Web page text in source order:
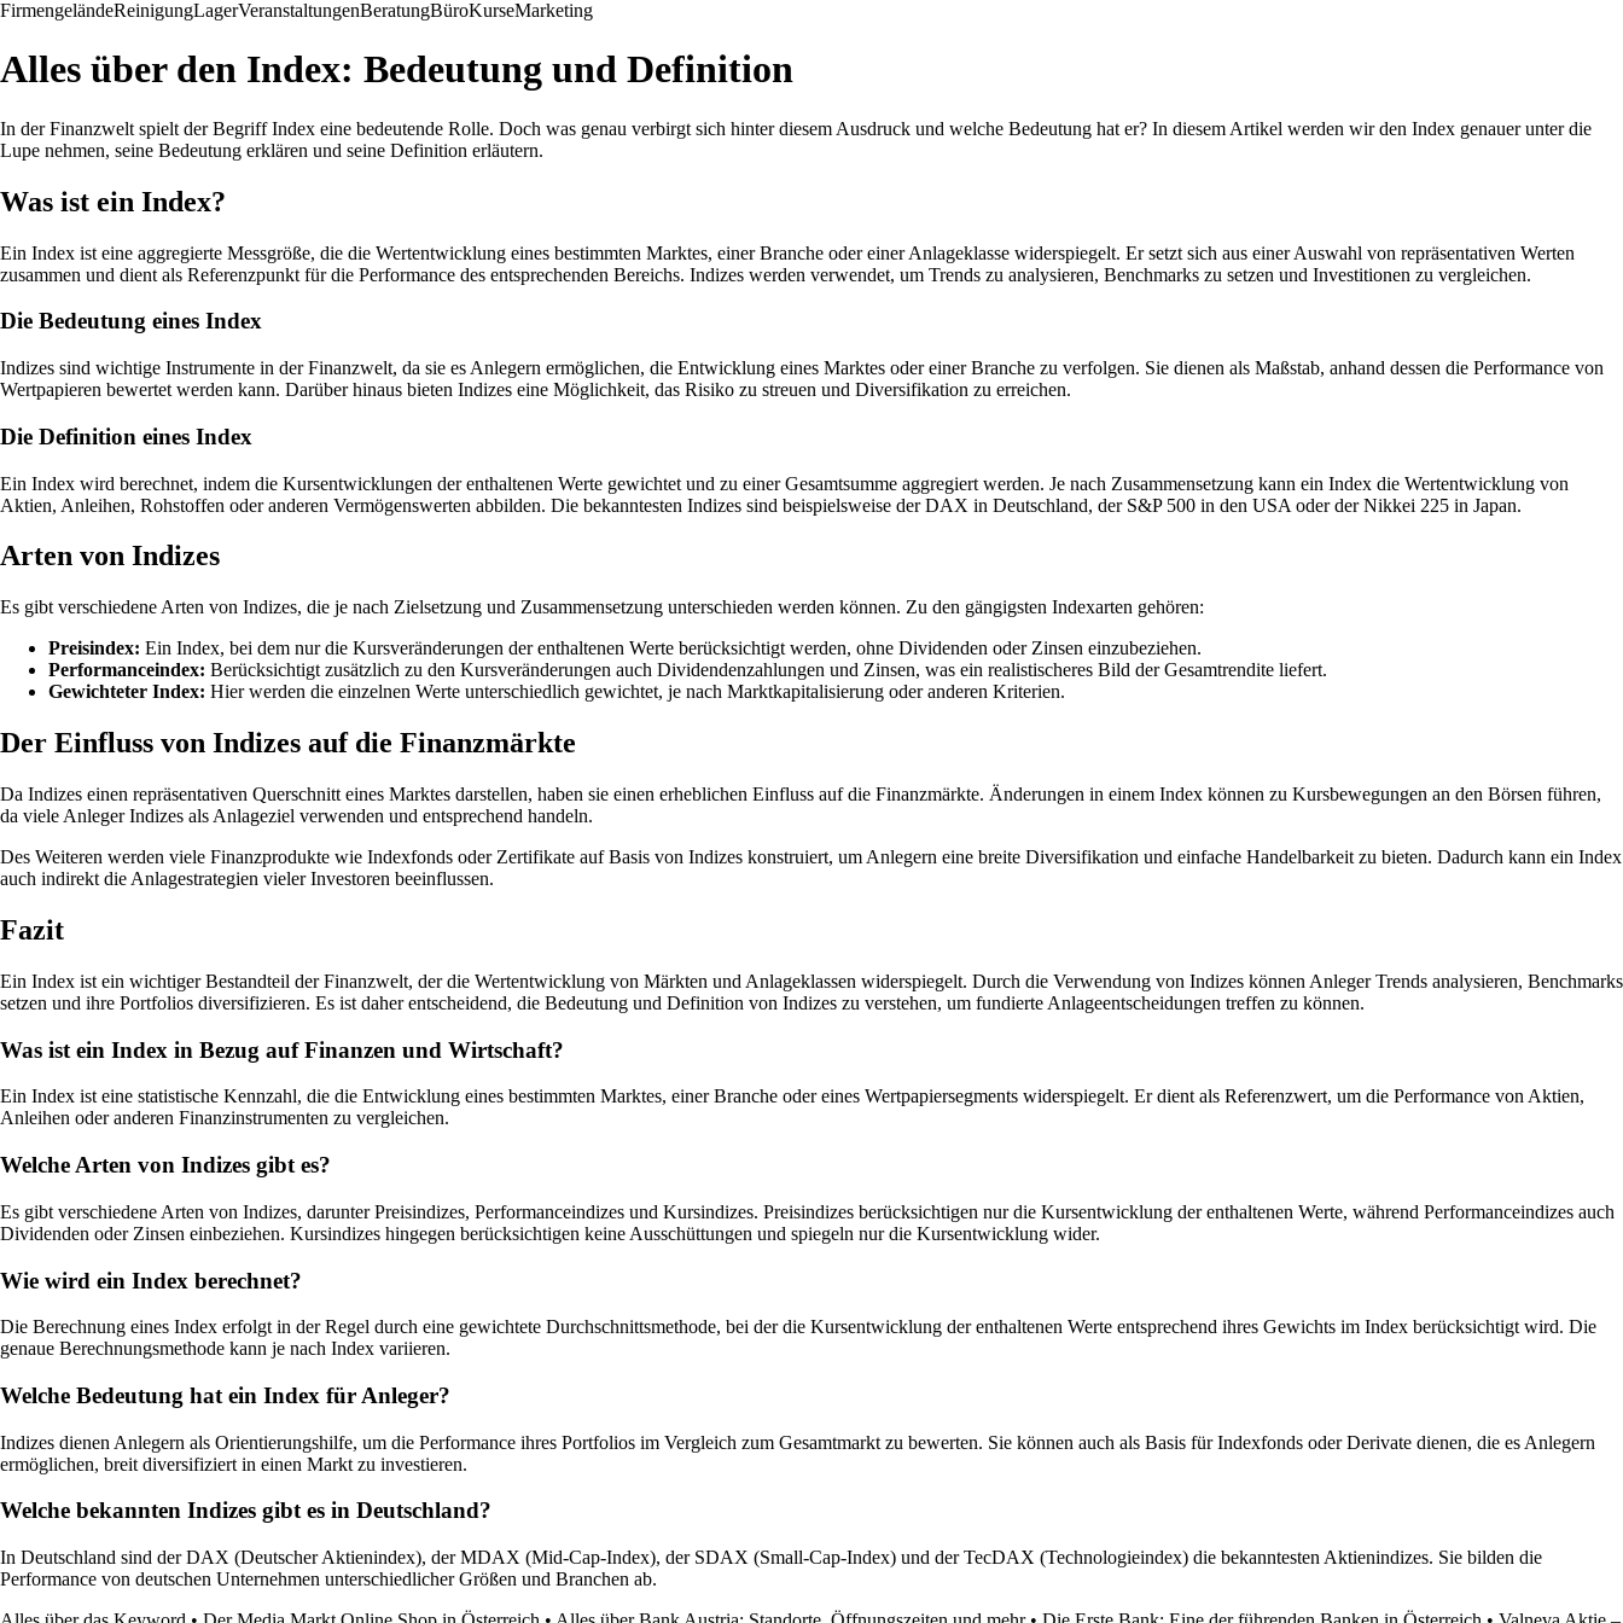
FirmengeländeReinigungLagerVeranstaltungenBeratungBüroKurseMarketing
Alles über den Index: Bedeutung und Definition
In der Finanzwelt spielt der Begriff Index eine bedeutende Rolle. Doch was genau verbirgt sich hinter diesem Ausdruck und welche Bedeutung hat er? In diesem Artikel werden wir den Index genauer unter die
Lupe nehmen, seine Bedeutung erklären und seine Definition erläutern.
Was ist ein Index?
Ein Index ist eine aggregierte Messgröße, die die Wertentwicklung eines bestimmten Marktes, einer Branche oder einer Anlageklasse widerspiegelt. Er setzt sich aus einer Auswahl von repräsentativen Werten
zusammen und dient als Referenzpunkt für die Performance des entsprechenden Bereichs. Indizes werden verwendet, um Trends zu analysieren, Benchmarks zu setzen und Investitionen zu vergleichen.
Die Bedeutung eines Index
Indizes sind wichtige Instrumente in der Finanzwelt, da sie es Anlegern ermöglichen, die Entwicklung eines Marktes oder einer Branche zu verfolgen. Sie dienen als Maßstab, anhand dessen die Performance von
Wertpapieren bewertet werden kann. Darüber hinaus bieten Indizes eine Möglichkeit, das Risiko zu streuen und Diversifikation zu erreichen.
Die Definition eines Index
Ein Index wird berechnet, indem die Kursentwicklungen der enthaltenen Werte gewichtet und zu einer Gesamtsumme aggregiert werden. Je nach Zusammensetzung kann ein Index die Wertentwicklung von
Aktien, Anleihen, Rohstoffen oder anderen Vermögenswerten abbilden. Die bekanntesten Indizes sind beispielsweise der DAX in Deutschland, der S&P 500 in den USA oder der Nikkei 225 in Japan.
Arten von Indizes
Es gibt verschiedene Arten von Indizes, die je nach Zielsetzung und Zusammensetzung unterschieden werden können. Zu den gängigsten Indexarten gehören:
Preisindex: Ein Index, bei dem nur die Kursveränderungen der enthaltenen Werte berücksichtigt werden, ohne Dividenden oder Zinsen einzubeziehen.
Performanceindex: Berücksichtigt zusätzlich zu den Kursveränderungen auch Dividendenzahlungen und Zinsen, was ein realistischeres Bild der Gesamtrendite liefert.
Gewichteter Index: Hier werden die einzelnen Werte unterschiedlich gewichtet, je nach Marktkapitalisierung oder anderen Kriterien.
Der Einfluss von Indizes auf die Finanzmärkte
Da Indizes einen repräsentativen Querschnitt eines Marktes darstellen, haben sie einen erheblichen Einfluss auf die Finanzmärkte. Änderungen in einem Index können zu Kursbewegungen an den Börsen führen,
da viele Anleger Indizes als Anlageziel verwenden und entsprechend handeln.
Des Weiteren werden viele Finanzprodukte wie Indexfonds oder Zertifikate auf Basis von Indizes konstruiert, um Anlegern eine breite Diversifikation und einfache Handelbarkeit zu bieten. Dadurch kann ein Index
auch indirekt die Anlagestrategien vieler Investoren beeinflussen.
Fazit
Ein Index ist ein wichtiger Bestandteil der Finanzwelt, der die Wertentwicklung von Märkten und Anlageklassen widerspiegelt. Durch die Verwendung von Indizes können Anleger Trends analysieren, Benchmarks
setzen und ihre Portfolios diversifizieren. Es ist daher entscheidend, die Bedeutung und Definition von Indizes zu verstehen, um fundierte Anlageentscheidungen treffen zu können.
Was ist ein Index in Bezug auf Finanzen und Wirtschaft?
Ein Index ist eine statistische Kennzahl, die die Entwicklung eines bestimmten Marktes, einer Branche oder eines Wertpapiersegments widerspiegelt. Er dient als Referenzwert, um die Performance von Aktien,
Anleihen oder anderen Finanzinstrumenten zu vergleichen.
Welche Arten von Indizes gibt es?
Es gibt verschiedene Arten von Indizes, darunter Preisindizes, Performanceindizes und Kursindizes. Preisindizes berücksichtigen nur die Kursentwicklung der enthaltenen Werte, während Performanceindizes auch
Dividenden oder Zinsen einbeziehen. Kursindizes hingegen berücksichtigen keine Ausschüttungen und spiegeln nur die Kursentwicklung wider.
Wie wird ein Index berechnet?
Die Berechnung eines Index erfolgt in der Regel durch eine gewichtete Durchschnittsmethode, bei der die Kursentwicklung der enthaltenen Werte entsprechend ihres Gewichts im Index berücksichtigt wird. Die
genaue Berechnungsmethode kann je nach Index variieren.
Welche Bedeutung hat ein Index für Anleger?
Indizes dienen Anlegern als Orientierungshilfe, um die Performance ihres Portfolios im Vergleich zum Gesamtmarkt zu bewerten. Sie können auch als Basis für Indexfonds oder Derivate dienen, die es Anlegern
ermöglichen, breit diversifiziert in einen Markt zu investieren.
Welche bekannten Indizes gibt es in Deutschland?
In Deutschland sind der DAX (Deutscher Aktienindex), der MDAX (Mid-Cap-Index), der SDAX (Small-Cap-Index) und der TecDAX (Technologieindex) die bekanntesten Aktienindizes. Sie bilden die
Performance von deutschen Unternehmen unterschiedlicher Größen und Branchen ab.